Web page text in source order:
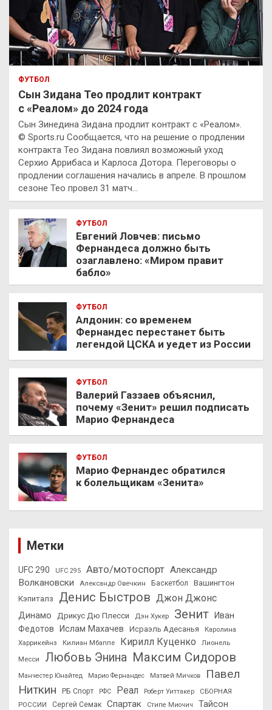
ФУТБОЛ
Сын Зидана Тео продлит контракт
с «Реалом» до 2024 года
Сын Зинедина Зидана продлит контракт с «Реалом».
© Sports.ru Сообщается, что на решение о продлении
контракта Тео Зидана повлиял возможный уход
Серхио Аррибаса и Карлоса Дотора. Переговоры о
продлении соглашения начались в апреле. В прошлом
сезоне Тео провел 31 матч…
ФУТБОЛ
Евгений Ловчев: письмо
Фернандеса должно быть
озаглавлено: «Миром правит
бабло»
ФУТБОЛ
Алдонин: со временем
Фернандес перестанет быть
легендой ЦСКА и уедет из России
ФУТБОЛ
Валерий Газзаев объяснил,
почему «Зенит» решил подписать
Марио Фернандеса
ФУТБОЛ
Марио Фернандес обратился
к болельщикам «Зенита»
Метки
UFC 290 UFC 295 Авто/мотоспорт Александр
Волкановски
Александр Овечкин Баскетбол
Вашингтон
Кэпиталз
Денис Быстров Джон Джонс
Динамо Дрикус Дю Плесси Дэн Хукер Зенит
Иван
Федотов
Ислам Махачев Исраэль Адесанья
Каролина
Харрикейнз
Килиан Мбаппе Кирилл Куценко
Лионель
Месси
Любовь Энина Максим Сидоров
Манчестер Юнайтед Марио Фернандес Матвей Мичков
Павел
Ниткин
РБ Спорт РФС Реал Роберт Уиттакер
СБОРНАЯ
РОССИИ
Сергей Семак Спартак Стипе Миочич
Тайсон